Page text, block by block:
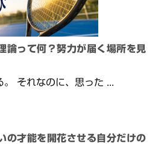
論って何？努力が届く場所を見
。 それなのに、思った ...
の才能を開花させる自分だけの